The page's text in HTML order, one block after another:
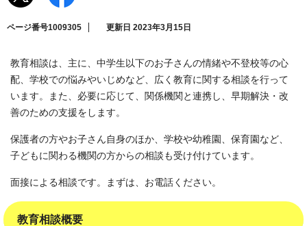
ページ番号1009305 更新日 2023年3月15日
教育相談は、主に、中学生以下のお子さんの情緒や不登校等の心
配、学校での悩みやいじめなど、広く教育に関する相談を行って
います。また、必要に応じて、関係機関と連携し、早期解決・改
善のための支援をします。
保護者の方やお子さん自身のほか、学校や幼稚園、保育園など、
子どもに関わる機関の方からの相談も受け付けています。
面接による相談です。まずは、お電話ください。
教育相談概要